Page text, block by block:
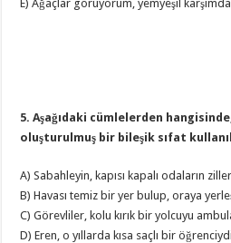
E) Ağaçlar görüyorum, yemyeşil
5. Aşağıdaki cümlelerden
oluşturulmuş bir bileşik sıfat
A) Sabahleyin, kapısı kapalı odaların
B) Havası temiz bir yer bulup, oraya
C) Görevliler, kolu kırık bir yolcuyu
D) Eren, o yıllarda kısa saçlı bir